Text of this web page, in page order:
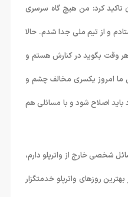
تاکید کرد: من هیچ گاه سرسری
و از تیم ملی جدا شدم. حالا
را پذیرفتم. من ۱۸ سال قبل به طاهریان گفتم که هر وقت بگوید در کنارش هستم و
ما امروز یکسری مخالف چشم و
اصلاح شود و با مسائلی هم
شخصی خارج از واترپلو دارم،
روزهای واترپلو خدمتگزار